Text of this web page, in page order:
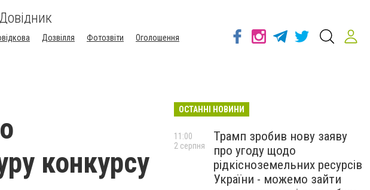
Дозвілля Фотозвіти
Оголошення
конкурсу
ОСТАННІ НОВИНИ
Трамп зробив нову заяву
про угоду щодо
рідкісноземельних ресурсів
України - можемо зайти
11:00
2 серпня